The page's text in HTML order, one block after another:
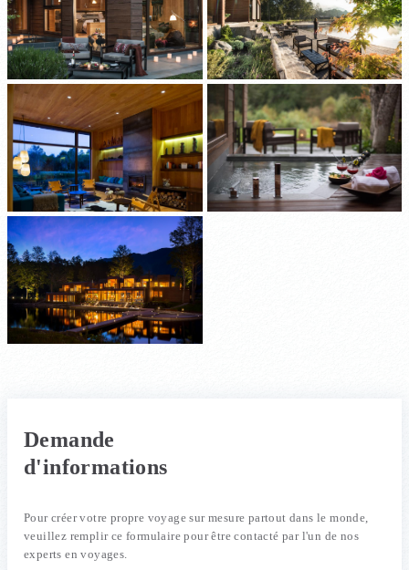
Demande
d'informations
Pour créer votre propre voyage sur mesure partout dans le monde,
veuillez remplir ce formulaire pour être contacté par l'un de nos
experts en voyages.